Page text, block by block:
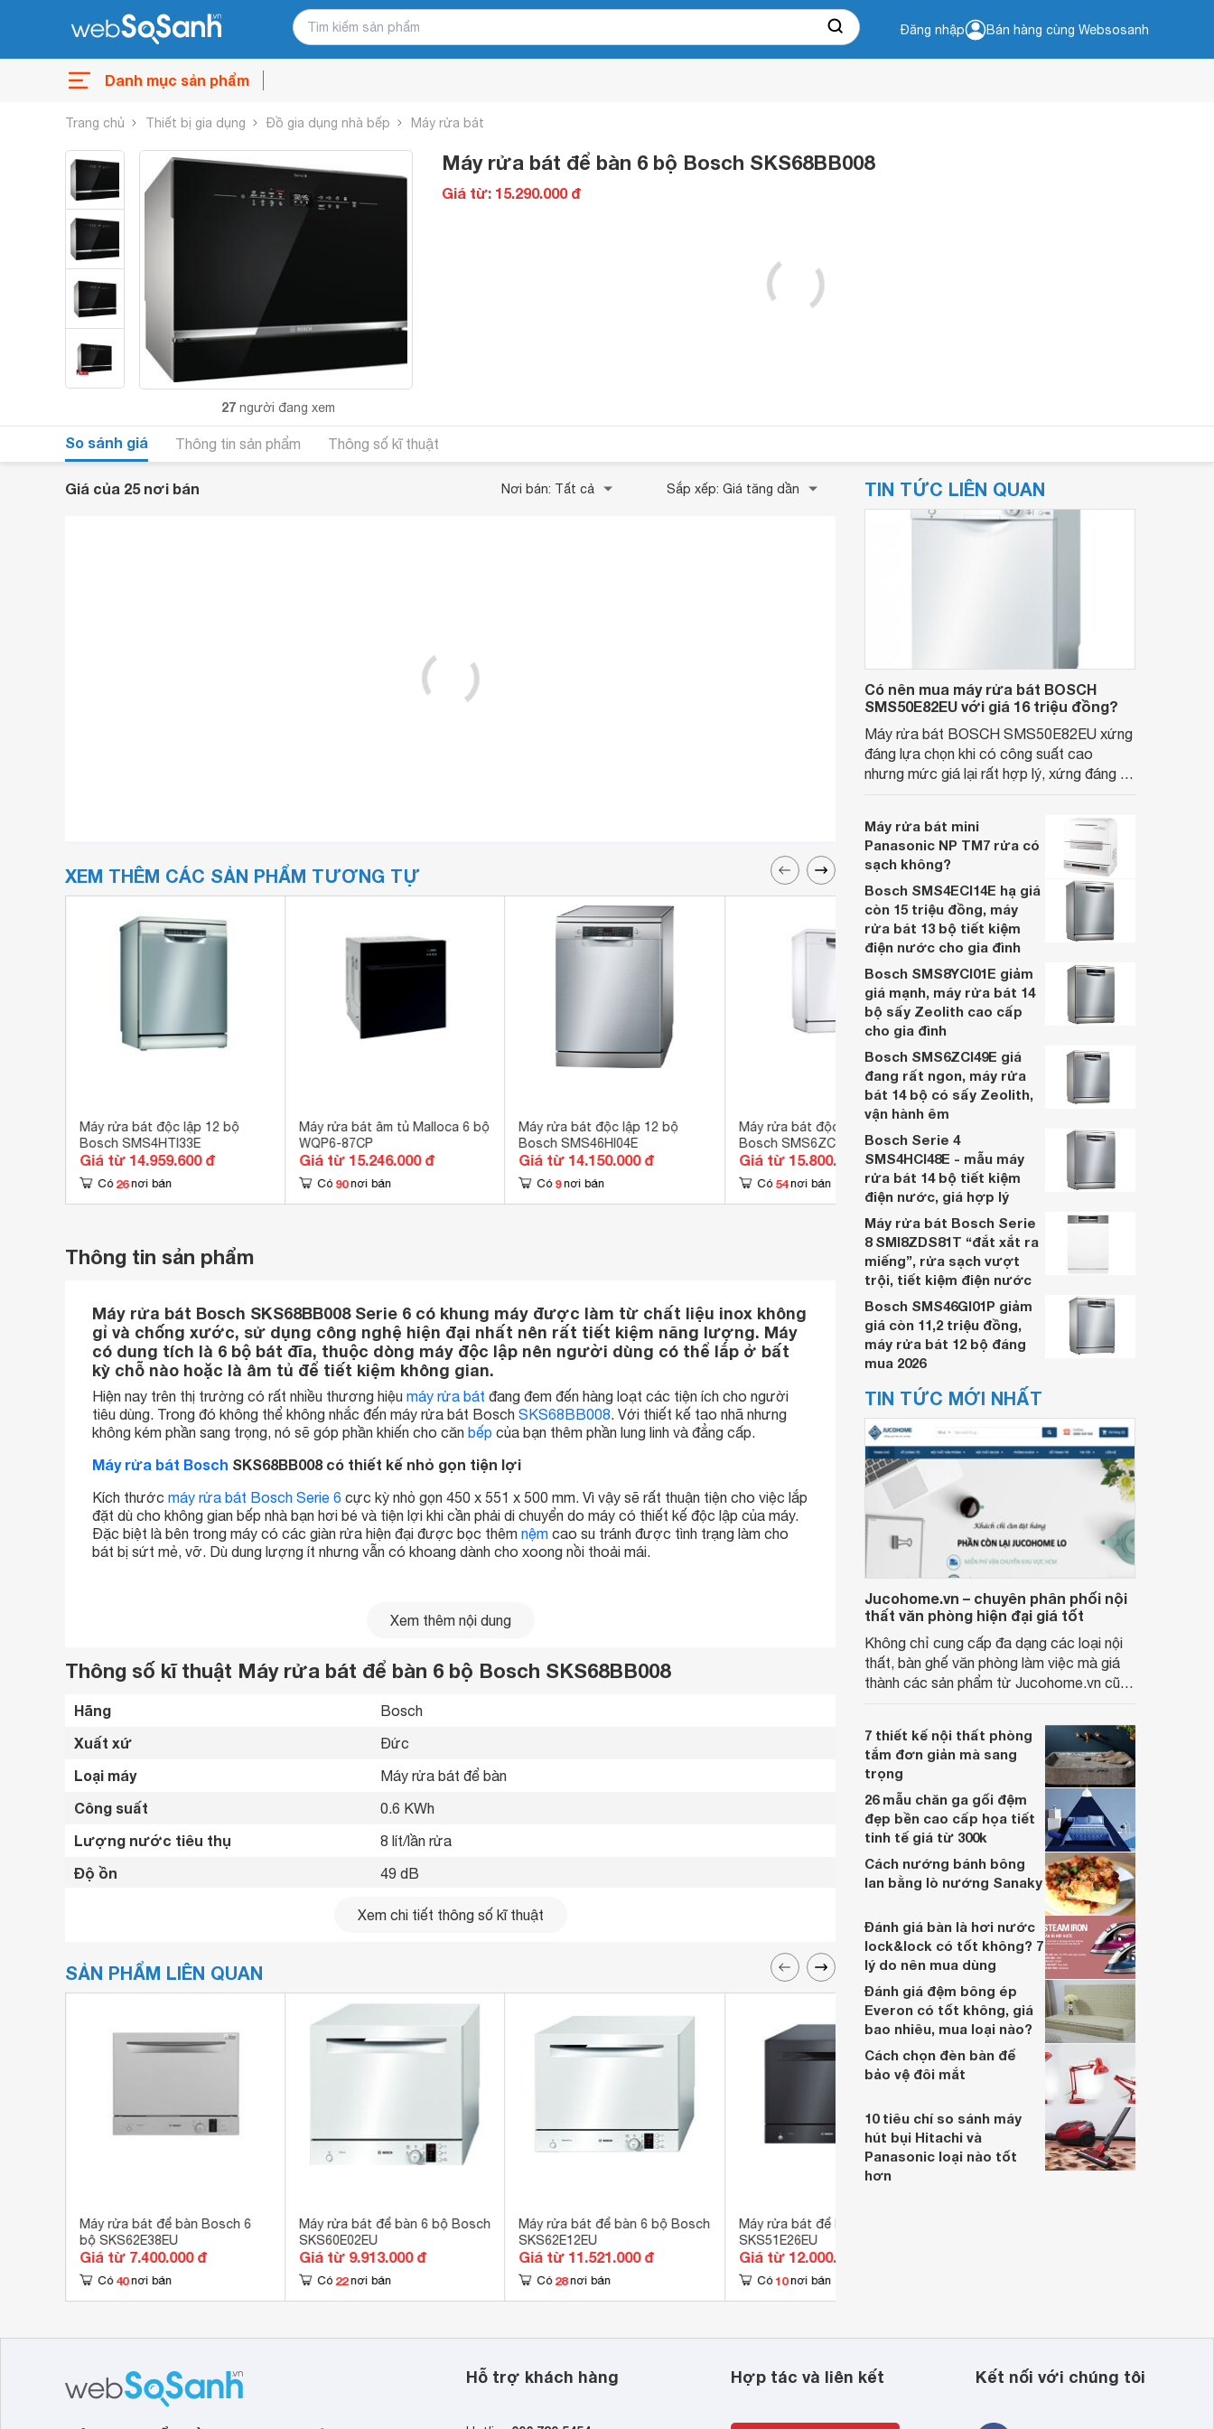
Đăng nhập Bán hàng cùng Websosanh
Danh mục sản phẩm
Trang chủ Thiết bị gia dụng Đồ gia dụng nhà bếp Máy rửa bát
27 người đang xem
Máy rửa bát để bàn 6 bộ Bosch SKS68BB008
Giá từ: 15.290.000 đ
So sánh giá Thông tin sản phẩm Thông số kĩ thuật
Giá của 25 nơi bán Nơi bán: Tất cả Sắp xếp: Giá tăng dần
XEM THÊM CÁC SẢN PHẨM TƯƠNG TỰ
Máy rửa bát độc lập 12 bộ
Bosch SMS4HTI33E
Giá từ 14.959.600 đ
Có 26 nơi bán
Máy rửa bát âm tủ Malloca 6 bộ
WQP6-87CP
Giá từ 15.246.000 đ
Có 90 nơi bán
Máy rửa bát độc lập 12 bộ
Bosch SMS46HI04E
Giá từ 14.150.000 đ
Có 9 nơi bán
Máy rửa bát độc lập 14 bộ
Bosch SMS6ZCW07E
Giá từ 15.800.000 đ
Có 54 nơi bán
Máy rửa bát âm tủ 14 bộ Arber
AB7SR
Giá từ 14.000.000 đ
Có 2 nơi bán
Thông tin sản phẩm
Máy rửa bát Bosch SKS68BB008 Serie 6 có khung máy được làm từ chất liệu inox không
gỉ và chống xước, sử dụng công nghệ hiện đại nhất nên rất tiết kiệm năng lượng. Máy
có dung tích là 6 bộ bát đĩa, thuộc dòng máy độc lập nên người dùng có thể lắp ở bất
kỳ chỗ nào hoặc là âm tủ để tiết kiệm không gian.
Hiện nay trên thị trường có rất nhiều thương hiệu máy rửa bát đang đem đến hàng loạt các tiện ích cho người
tiêu dùng. Trong đó không thể không nhắc đến máy rửa bát Bosch SKS68BB008. Với thiết kế tao nhã nhưng
không kém phần sang trọng, nó sẽ góp phần khiến cho căn bếp của bạn thêm phần lung linh và đẳng cấp.
Máy rửa bát Bosch SKS68BB008 có thiết kế nhỏ gọn tiện lợi
Kích thước máy rửa bát Bosch Serie 6 cực kỳ nhỏ gọn 450 x 551 x 500 mm. Vì vậy sẽ rất thuận tiện cho việc lắp
đặt dù cho không gian bếp nhà bạn hơi bé và tiện lợi khi cần phải di chuyển do máy có thiết kế độc lập của máy.
Đặc biệt là bên trong máy có các giàn rửa hiện đại được bọc thêm nệm cao su tránh được tình trạng làm cho
bát bị sứt mẻ, vỡ. Dù dung lượng ít nhưng vẫn có khoang dành cho xoong nồi thoải mái.
Máy sở hữu tới 8 chương trình rửa gồm BBQ 70 ° C, Express 65 ° 65 ° C, Super 60 ° C, Rửa sơ,, Eco 50 ° C,
Rửa kính 40 ° C, Express 45 ° 45 ° C, Tự động rửa 45-65 ° C. Ngoài ra máy còn có 5 chương trình nâng cao là
VarioSpeed giảm thời gian rửa tới gần 50%), Intensive Zone (gia tăng công suất vòi phun), Hygiene Plus ( tiệt
trùng lên tới 99%). Cuối cùng là Extra Dry và Extra Rinse, hai chức năng này luôn đi đôi với nhau để việc sấy khô
Xem thêm nội dung
Thông số kĩ thuật Máy rửa bát để bàn 6 bộ Bosch SKS68BB008
Hãng Bosch
Xuất xứ Đức
Loại máy Máy rửa bát để bàn
Công suất 0.6 KWh
Lượng nước tiêu thụ 8 lít/lần rửa
Độ ồn 49 dB
6 bộ
Bảng điều khiển
6 chương trình
Công nghệ rửa Rửa nước nóng
Kích thước 450 x 551 x 500 mm
21.885 kg
Xem chi tiết thông số kĩ thuật
SẢN PHẨM LIÊN QUAN
Máy rửa bát để bàn Bosch 6
bộ SKS62E38EU
Giá từ 7.400.000 đ
Có 40 nơi bán
Máy rửa bát để bàn 6 bộ Bosch
SKS60E02EU
Giá từ 9.913.000 đ
Có 22 nơi bán
Máy rửa bát để bàn 6 bộ Bosch
SKS62E12EU
Giá từ 11.521.000 đ
Có 28 nơi bán
Máy rửa bát để bàn 6 bộ Bosch
SKS51E26EU
Giá từ 12.000.000 đ
Có 10 nơi bán
TIN TỨC LIÊN QUAN
Có nên mua máy rửa bát BOSCH
SMS50E82EU với giá 16 triệu đồng?
Máy rửa bát BOSCH SMS50E82EU xứng
đáng lựa chọn khi có công suất cao
nhưng mức giá lại rất hợp lý, xứng đáng là
Máy rửa bát mini
Panasonic NP TM7 rửa có
sạch không?
Bosch SMS4ECI14E hạ giá
còn 15 triệu đồng, máy
rửa bát 13 bộ tiết kiệm
điện nước cho gia đình
Bosch SMS8YCI01E giảm
giá mạnh, máy rửa bát 14
bộ sấy Zeolith cao cấp
cho gia đình
Bosch SMS6ZCI49E giá
đang rất ngon, máy rửa
bát 14 bộ có sấy Zeolith,
vận hành êm
Bosch Serie 4
SMS4HCI48E - mẫu máy
rửa bát 14 bộ tiết kiệm
điện nước, giá hợp lý
Máy rửa bát Bosch Serie
8 SMI8ZDS81T “đắt xắt ra
miếng”, rửa sạch vượt
trội, tiết kiệm điện nước
Bosch SMS46GI01P giảm
giá còn 11,2 triệu đồng,
máy rửa bát 12 bộ đáng
mua 2026
TIN TỨC MỚI NHẤT
Jucohome.vn – chuyên phân phối nội
thất văn phòng hiện đại giá tốt
Không chỉ cung cấp đa dạng các loại nội
thất, bàn ghế văn phòng làm việc mà giá
thành các sản phẩm từ Jucohome.vn cũng
7 thiết kế nội thất phòng
tắm đơn giản mà sang
trọng
26 mẫu chăn ga gối đệm
đẹp bền cao cấp họa tiết
tinh tế giá từ 300k
Cách nướng bánh bông
lan bằng lò nướng Sanaky
Đánh giá bàn là hơi nước
lock&lock có tốt không? 7
lý do nên mua dùng
Đánh giá đệm bông ép
Everon có tốt không, giá
bao nhiêu, mua loại nào?
Cách chọn đèn bàn để
bảo vệ đôi mắt
10 tiêu chí so sánh máy
hút bụi Hitachi và
Panasonic loại nào tốt
hơn
Hỗ trợ khách hàng Hợp tác và liên kết Kết nối với chúng tôi